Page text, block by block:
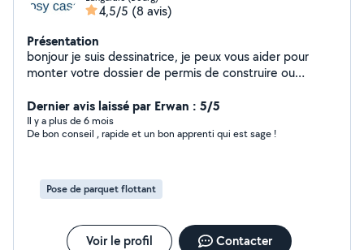
4,5/5 (8 avis)
Présentation
bonjour je suis dessinatrice, je peux vous aider pour
monter votre dossier de permis de construire ou
réaliser des plans d'aménagement intérieur. je travaille
sur le secteur de vannes, Lorient et Pontivy mais peux
également travailler à distance d'après les informations
Dernier avis laissé par Erwan : 5/5
Il y a plus de 6 mois
De bon conseil , rapide et un bon apprenti qui est sage !
Pose de parquet flottant
Voir le profil Contacter